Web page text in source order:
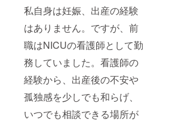
私自身は妊娠、出産の経験
はありません。ですが、前
職はNICUの看護師として勤
務していました。看護師の
経験から、出産後の不安や
孤独感を少しでも和らげ、
いつでも相談できる場所が